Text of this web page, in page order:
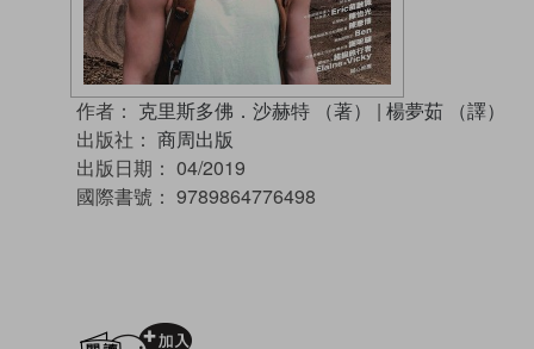
作者： 克里斯多佛．沙赫特 （著） | 楊夢茹 （譯）
出版社： 商周出版
出版日期： 04/2019
國際書號： 9789864776498